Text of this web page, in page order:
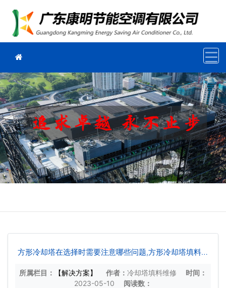
方形冷却塔在选择时需要注意哪些问题,方形冷却塔填料更
所属栏目： 【解决方案】 作者： 冷却塔填料维修
时间：
2023-05-10
阅读数：